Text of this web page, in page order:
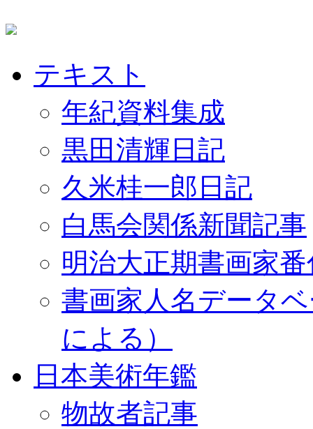
テキスト
年紀資料集成
黒田清輝日記
久米桂一郎日記
白馬会関係新聞記事
明治大正期書画家
書画家人名データ
による）
日本美術年鑑
物故者記事